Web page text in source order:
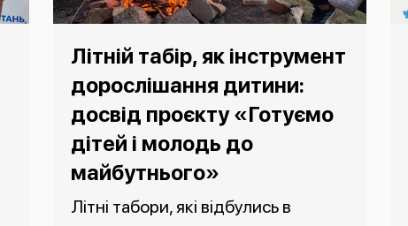
Літній табір, як інструмент
дорослішання дитини:
досвід проєкту «Готуємо
дітей і молодь до
майбутнього»
Літні табори, які відбулись в